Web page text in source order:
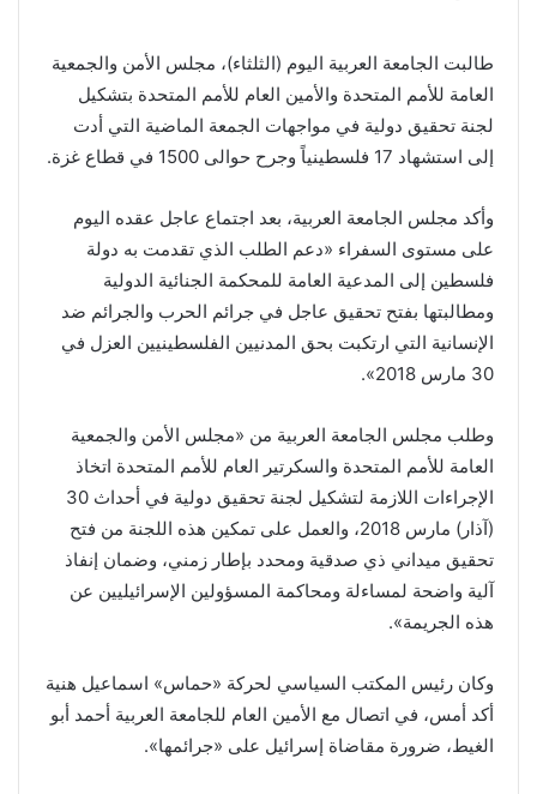
طالبت الجامعة العربية اليوم (الثلثاء)، مجلس الأمن والجمعية
العامة للأمم المتحدة والأمين العام للأمم المتحدة بتشكيل
لجنة تحقيق دولية في مواجهات الجمعة الماضية التي أدت
إلى استشهاد 17 فلسطينياً وجرح حوالى 1500 في قطاع غزة.
وأكد مجلس الجامعة العربية، بعد اجتماع عاجل عقده اليوم
على مستوى السفراء «دعم الطلب الذي تقدمت به دولة
فلسطين إلى المدعية العامة للمحكمة الجنائية الدولية
ومطالبتها بفتح تحقيق عاجل في جرائم الحرب والجرائم ضد
الإنسانية التي ارتكبت بحق المدنيين الفلسطينيين العزل في
30 مارس 2018».
وطلب مجلس الجامعة العربية من «مجلس الأمن والجمعية
العامة للأمم المتحدة والسكرتير العام للأمم المتحدة اتخاذ
الإجراءات اللازمة لتشكيل لجنة تحقيق دولية في أحداث 30
(آذار) مارس 2018، والعمل على تمكين هذه اللجنة من فتح
تحقيق ميداني ذي صدقية ومحدد بإطار زمني، وضمان إنفاذ
آلية واضحة لمساءلة ومحاكمة المسؤولين الإسرائيليين عن
هذه الجريمة».
وكان رئيس المكتب السياسي لحركة «حماس» اسماعيل هنية
أكد أمس، في اتصال مع الأمين العام للجامعة العربية أحمد أبو
الغيط، ضرورة مقاضاة إسرائيل على «جرائمها».